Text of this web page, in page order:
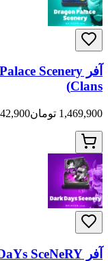
1,442,900 تومان